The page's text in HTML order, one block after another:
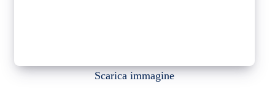
Scarica immagine